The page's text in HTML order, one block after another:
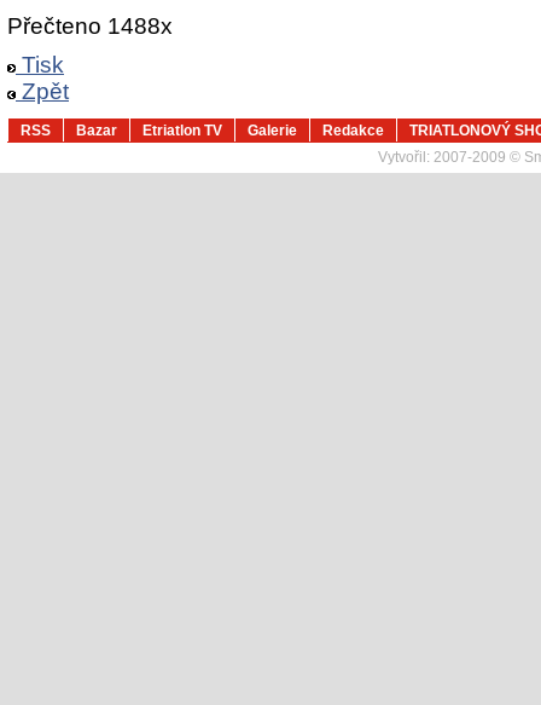
Přečteno 1488x
Tisk
Zpět
RSS Bazar Etriatlon TV Galerie Redakce
TRIATLONOVÝ
Vytvořil: 2007-2009 ©